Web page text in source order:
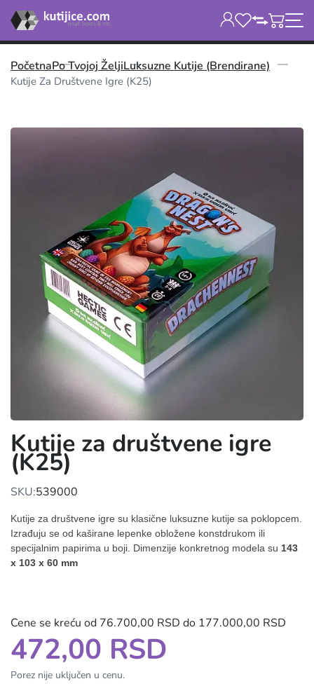
PočetnaPo Tvojoj ŽeljiLuksuzne Kutije (brendirane)
Kutije Za Društvene Igre (K25)
Kutije za društvene igre
(K25)
SKU:539000
Kutije za društvene igre su klasične luksuzne kutije sa poklopcem.
Izrađuju se od kaširane lepenke obložene konstdrukom ili
specijalnim papirima u boji. Dimenzije konkretnog modela su 143
x 103 x 60 mm
Cene se kreću od 76.700,00 RSD do 177.000,00 RSD
472,00 RSD
Porez nije uključen u cenu.